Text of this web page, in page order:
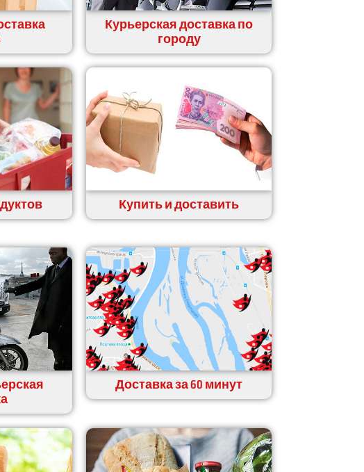
Курьерская доставка по
городу
Купить и доставить
Доставка за 60 минут